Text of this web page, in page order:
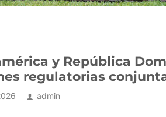
y República
regulatorias
admin